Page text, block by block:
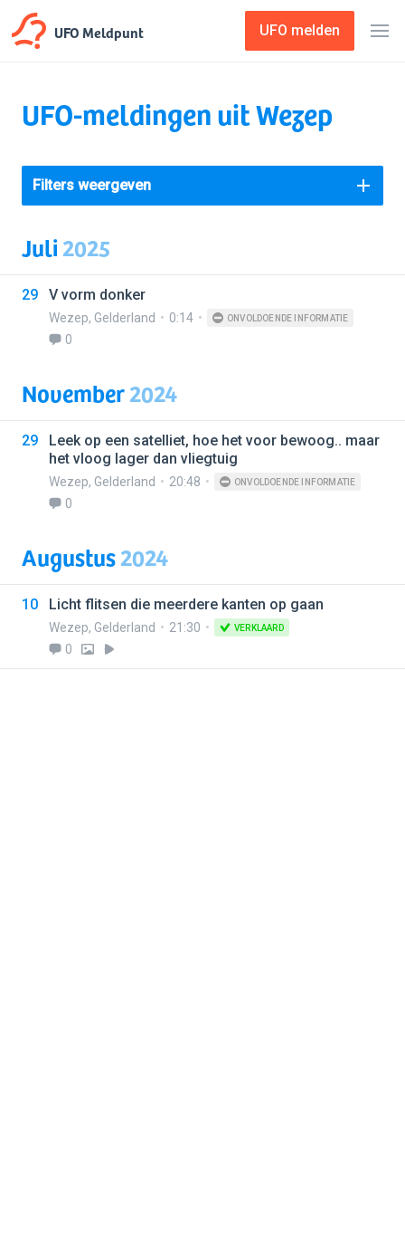
UFO Meldpunt UFO melden
UFO-meldingen uit Wezep
Filters weergeven
Juli2025
29 V vorm donker
Wezep, Gelderland 0:14 ONVOLDOENDE INFORMATIE
0
November2024
29
Leek op een satelliet, hoe het voor bewoog.. maar
het vloog lager dan vliegtuig
Wezep, Gelderland 20:48 ONVOLDOENDE INFORMATIE
0
Augustus2024
10 Licht flitsen die meerdere kanten op gaan
Wezep, Gelderland 21:30 VERKLAARD
0